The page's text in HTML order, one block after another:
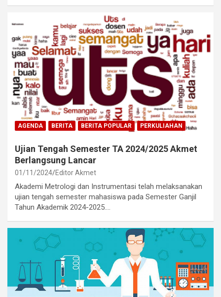
AGENDA BERITA BERITA POPULAR PERKULIAHAN
Ujian Tengah Semester TA 2024/2025 Akmet
Berlangsung Lancar
01/11/2024 Editor Akmet
Akademi Metrologi dan Instrumentasi telah melaksanakan
ujian tengah semester mahasiswa pada Semester Ganjil
Tahun Akademik 2024-2025.…